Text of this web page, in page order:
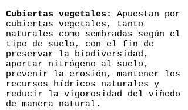
Cubiertas vegetales:
Apuestan por
cubiertas vegetales, tanto
naturales como sembradas según el
tipo de suelo, con el fin de
preservar la biodiversidad,
aportar nitrógeno al suelo,
prevenir la erosión, mantener los
recursos hídricos naturales y
reducir la vigorosidad del viñedo
de manera natural.